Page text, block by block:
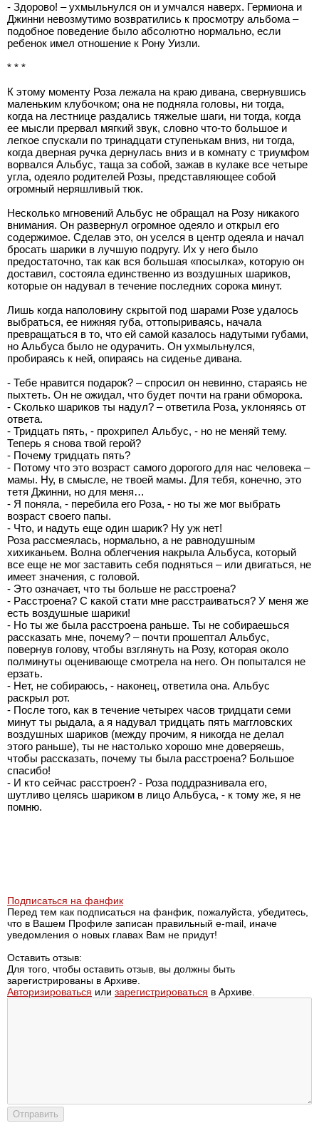
- Здорово! – ухмыльнулся он и умчался наверх. Гермиона и
Джинни невозмутимо возвратились к просмотру альбома –
подобное поведение было абсолютно нормально, если
ребенок имел отношение к Рону Уизли.
* * *
К этому моменту Роза лежала на краю дивана, свернувшись
маленьким клубочком; она не подняла головы, ни тогда,
когда на лестнице раздались тяжелые шаги, ни тогда, когда
ее мысли прервал мягкий звук, словно что-то большое и
легкое спускали по тринадцати ступенькам вниз, ни тогда,
когда дверная ручка дернулась вниз и в комнату с триумфом
ворвался Альбус, таща за собой, зажав в кулаке все четыре
угла, одеяло родителей Розы, представляющее собой
огромный неряшливый тюк.
Несколько мгновений Альбус не обращал на Розу никакого
внимания. Он развернул огромное одеяло и открыл его
содержимое. Сделав это, он уселся в центр одеяла и начал
бросать шарики в лучшую подругу. Их у него было
предостаточно, так как вся большая «посылка», которую он
доставил, состояла единственно из воздушных шариков,
которые он надувал в течение последних сорока минут.
Лишь когда наполовину скрытой под шарами Розе удалось
выбраться, ее нижняя губа, оттопыриваясь, начала
превращаться в то, что ей самой казалось надутыми губами,
но Альбуса было не одурачить. Он ухмыльнулся,
пробираясь к ней, опираясь на сиденье дивана.
- Тебе нравится подарок? – спросил он невинно, стараясь не
пыхтеть. Он не ожидал, что будет почти на грани обморока.
- Сколько шариков ты надул? – ответила Роза, уклоняясь от
ответа.
- Тридцать пять, - прохрипел Альбус, - но не меняй тему.
Теперь я снова твой герой?
- Почему тридцать пять?
- Потому что это возраст самого дорогого для нас человека –
мамы. Ну, в смысле, не твоей мамы. Для тебя, конечно, это
тетя Джинни, но для меня…
- Я поняла, - перебила его Роза, - но ты же мог выбрать
возраст своего папы.
- Что, и надуть еще один шарик? Ну уж нет!
Роза рассмеялась, нормально, а не равнодушным
хихиканьем. Волна облегчения накрыла Альбуса, который
все еще не мог заставить себя подняться – или двигаться, не
имеет значения, с головой.
- Это означает, что ты больше не расстроена?
- Расстроена? С какой стати мне расстраиваться? У меня же
есть воздушные шарики!
- Но ты же была расстроена раньше. Ты не собираешься
рассказать мне, почему? – почти прошептал Альбус,
повернув голову, чтобы взглянуть на Розу, которая около
полминуты оценивающе смотрела на него. Он попытался не
ерзать.
- Нет, не собираюсь, - наконец, ответила она. Альбус
раскрыл рот.
- После того, как в течение четырех часов тридцати семи
минут ты рыдала, а я надувал тридцать пять маггловских
воздушных шариков (между прочим, я никогда не делал
этого раньше), ты не настолько хорошо мне доверяешь,
чтобы рассказать, почему ты была расстроена? Большое
спасибо!
- И кто сейчас расстроен? - Роза поддразнивала его,
шутливо целясь шариком в лицо Альбуса, - к тому же, я не
помню.
Подписаться на фанфик
Перед тем как подписаться на фанфик, пожалуйста, убедитесь,
что в Вашем Профиле записан правильный e-mail, иначе
уведомления о новых главах Вам не придут!
Оставить отзыв:
Для того, чтобы оставить отзыв, вы должны быть
зарегистрированы в Архиве.
Авторизироваться или зарегистрироваться в Архиве.